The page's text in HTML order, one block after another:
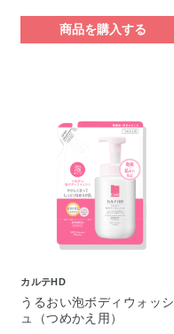
商品を購入する
カルテHD
うるおい泡ボディウォッシ
ュ（つめかえ用）